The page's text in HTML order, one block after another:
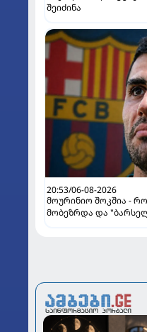
შეიძინა
20:53/06-08-2026
მოურინიო შოკშია -
მობეზრდა და